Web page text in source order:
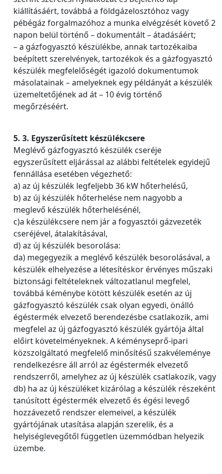
kiállításáért, továbbá a földgázelosztóhoz vagy
pébégáz forgalmazóhoz a munka elvégzését követő 2
napon belül történő – dokumentált – átadásáért;
– a gázfogyasztó készülékbe, annak tartozékaiba
beépített szerelvények, tartozékok és a gázfogyasztó
készülék megfelelőségét igazoló dokumentumok
másolatainak – amelyeknek egy példányát a készülék
üzemeltetőjének ad át – 10 évig történő
megőrzéséért.
5. 3. Egyszerűsített készülékcsere
Meglévő gázfogyasztó készülék cseréje
egyszerűsített eljárással az alábbi feltételek egyidejű
fennállása esetében végezhető:
a) az új készülék legfeljebb 36 kW hőterhelésű,
b) az új készülék hőterhelése nem nagyobb a
meglevő készülék hőterhelésénél,
c)a készülékcsere nem jár a fogyasztói gázvezeték
cseréjével, átalakításával,
d) az új készülék besorolása:
da) megegyezik a meglévő készülék besorolásával, a
készülék elhelyezése a létesítéskor érvényes műszaki
biztonsági feltételeknek változatlanul megfelel,
továbbá kéménybe kötött készülék esetén az új
gázfogyasztó készülék csak olyan egyedi, önálló
égéstermék elvezető berendezésbe csatlakozik, ami
megfelel az új gázfogyasztó készülék gyártója által
előirt követelményeknek. A kéményseprő-ipari
közszolgáltató megfelelő minősítésű szakvéleménye
rendelkezésre áll arról az égéstermék elvezető
rendszerről, amelyhez az új készülék csatlakozik, vagy
db) ha az új készüléket kizárólag a készülék részeként
tanúsított égéstermék elvezető és égési levegő
hozzávezető rendszer elemeivel, a készülék
gyártójának utasítása alapján szerelik, és a
helyiséglevegőtől független üzemmódban helyezik
üzembe.